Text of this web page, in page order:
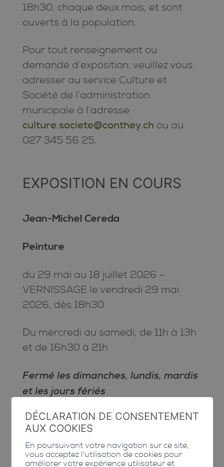
18h30, chaque deux mois, et sont
ouverts à la population.
Pour tout renseignement ou
demande d’exposition, veuillez vous
adresser au service Culture et
Société de l’administration
municipale à l’adresse
culture.societe@conthey.ch ou au
027 345 56 25.
EXPOSITION EN COURS
Jean-Michel Cereda
Peinture
du 29 mai au 18 juillet 2026 –
VERNISSAGE le vendredi 29 mai
2026, dès 18h30
Du mercredi au samedi, de 11h à 13h
et de 16h30 à 21h
Fermé les dimanches, lundis, mardis
et les jours fériés
DÉCLARATION DE CONSENTEMENT
AUX COOKIES
En poursuivant votre navigation sur ce site,
vous acceptez l'utilisation de cookies pour
améliorer votre expérience utilisateur et